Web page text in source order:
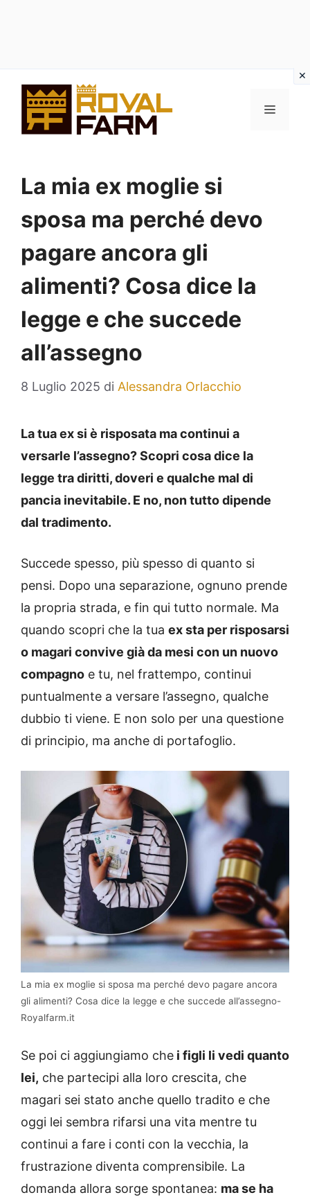
contenuto
MENU
La mia ex moglie si
sposa ma perché devo
pagare ancora gli
alimenti? Cosa dice la
legge e che succede
all’assegno
8 Luglio 2025 di Alessandra Orlacchio
La tua ex si è risposata ma continui a
versarle l’assegno? Scopri cosa dice la
legge tra diritti, doveri e qualche mal di
pancia inevitabile. E no, non tutto dipende
dal tradimento.
Succede spesso, più spesso di quanto si
pensi. Dopo una separazione, ognuno prende
la propria strada, e fin qui tutto normale. Ma
quando scopri che la tua ex sta per risposarsi
o magari convive già da mesi con un nuovo
compagno e tu, nel frattempo, continui
puntualmente a versare l’assegno, qualche
dubbio ti viene. E non solo per una questione
di principio, ma anche di portafoglio.
La mia ex moglie si sposa ma perché devo pagare ancora
gli alimenti? Cosa dice la legge e che succede all’assegno-
Royalfarm.it
Se poi ci aggiungiamo che i figli li vedi quanto
lei, che partecipi alla loro crescita, che
magari sei stato anche quello tradito e che
oggi lei sembra rifarsi una vita mentre tu
continui a fare i conti con la vecchia, la
frustrazione diventa comprensibile. La
domanda allora sorge spontanea: ma se ha